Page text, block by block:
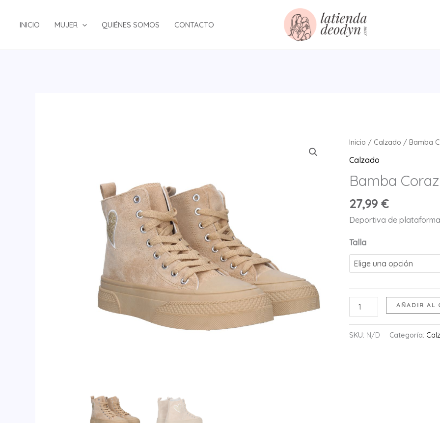
INICIO MUJER QUIÉNES SOMOS CONTACTO
Inicio / Calzado / Bamba
Calzado
Bamba
27,99€
Deportiva de
Talla
Bamba
Corazón
cantidad
AÑADIR AL
SKU: N/D Categoría: